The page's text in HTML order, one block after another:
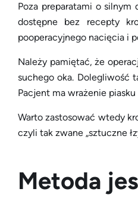
Poza preparatami o
dostępne bez recepty
pooperacyjnego nacięcia i
Należy pamiętać, że
suchego oka. Dolegliwość
Pacjent ma wrażenie
Warto zastosować wtedy
czyli tak zwane „sztuczne
Metoda